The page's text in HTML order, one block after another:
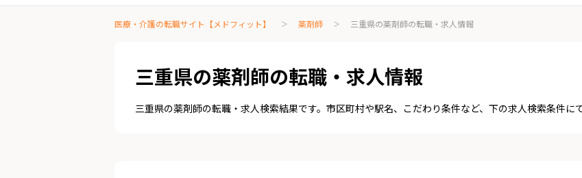
臨床検査技師
診療放射線技師
臨床工学技士
医療事務
調剤薬局事務
理学療法士
作業療法士
言語聴覚士
機能訓練指導員
視能訓練士
看護師
薬剤師 臨床検査技師
診療放射線技師
臨床工学技士
医療事務
調剤薬局事務
理学療法士
作業療法士
言語聴覚士
機能訓練指導員
視能訓練士
看護師
薬剤師 履歴書の書き方
職務経歴書の書き方
面接の心得
面接のコツ
転職の際に知っておきた
年齢早見表
給与
医療・介護の転職サイト【メドフィット】 薬剤師 三重県の薬剤師の転職・求人情報
三重県の薬剤師の転職・求人情報
三重県の薬剤師の転職・求人検索結果です。市区町村や駅名、こだわり条件など、下の求人検索条件に